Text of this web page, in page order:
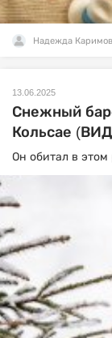
Надежда
13.06.2025
Снежный
Кольсае
Он обитал в этом